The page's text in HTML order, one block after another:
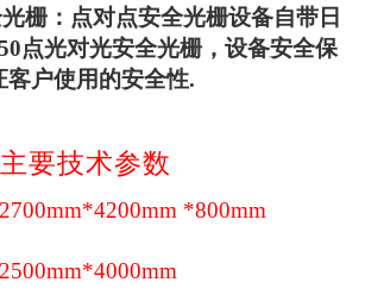
栅：点对点安全光栅设备自带日
点光对光安全光栅，设备安全保
客户使用的安全性.
要技术参数
2700mm*4200mm *800mm
2500mm*4000mm